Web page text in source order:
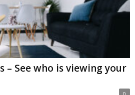
– See who is viewing your